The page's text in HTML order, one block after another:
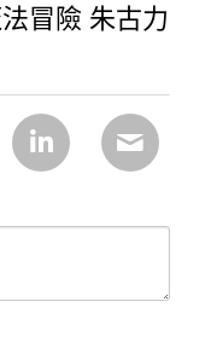
冒險 朱古力